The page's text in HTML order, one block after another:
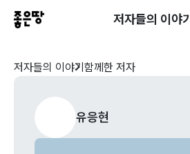
저자들의 이야기
저자들의 이야기 함께한 저자
유응현